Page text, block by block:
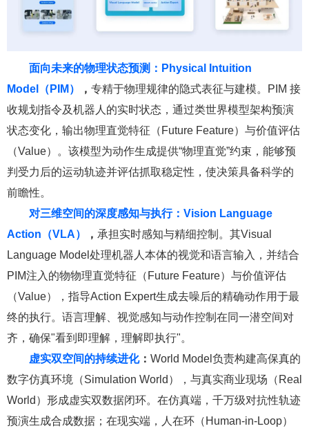
面向未来的物理状态预测：Physical Intuition
Model（PIM）
， 专精于物理规律的隐式表征与建模。PIM 接
收规划指令及机器人的实时状态，通过类世界模型架构预演
状态变化，输出物理直觉特征（Future Feature）与价值评估
（Value）。该模型为动作生成提供“物理直觉”约束，能够预
判受力后的运动轨迹并评估抓取稳定性，使决策具备科学的
前瞻性。
对三维空间的深度感知与执行：Vision Language
Action（VLA）
， 承担实时感知与精细控制。其Visual
Language Model处理机器人本体的视觉和语言输入，并结合
PIM注入的物物理直觉特征（Future Feature）与价值评估
（Value），指导Action Expert生成去噪后的精确动作用于最
终的执行。语言理解、视觉感知与动作控制在同一潜空间对
齐，确保"看到即理解，理解即执行"。
虚实双空间的持续进化： World Model负责构建高保真的
数字仿真环境（Simulation World），与真实商业现场（Real
World）形成虚实双数据闭环。在仿真端，千万级对抗性轨迹
预演生成合成数据；在现实端，人在环（Human-in-Loop）